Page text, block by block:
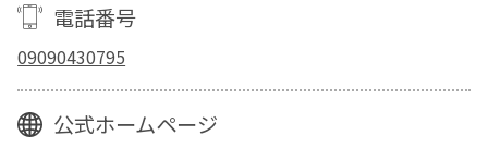
電話番号
09090430795
公式ホームページ